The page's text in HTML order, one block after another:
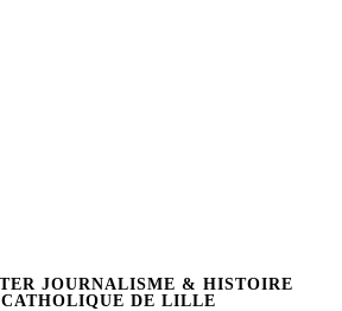
JOURNALISME & HISTOIRE
DE LILLE